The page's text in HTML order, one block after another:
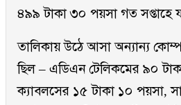
৪৯৯ টাকা ৩০ পয়সা গত সপ্তাহে
তালিকায় উঠে আসা অন্যান্য
ছিল – এডিএন টেলিকমের ৯০
ক্যাবলসের ১৫ টাকা ১০ পয়সা,